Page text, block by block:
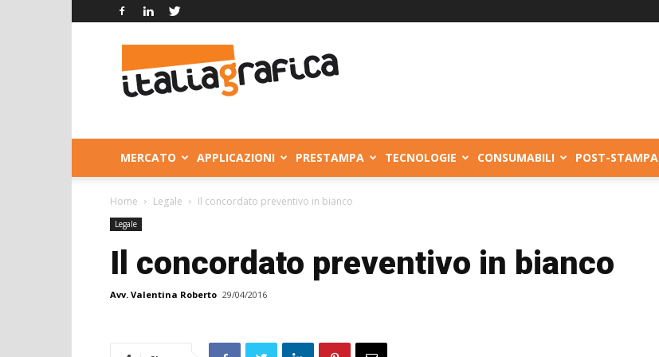
Grafica
MERCATO APPLICAZIONI PRESTAMPA TECNOLOGIE CONSUMABILI POST-STAMPA
Home Legale Il concordato preventivo in bianco
Legale
Il concordato preventivo in bianco
Avv. Valentina Roberto 29/04/2016